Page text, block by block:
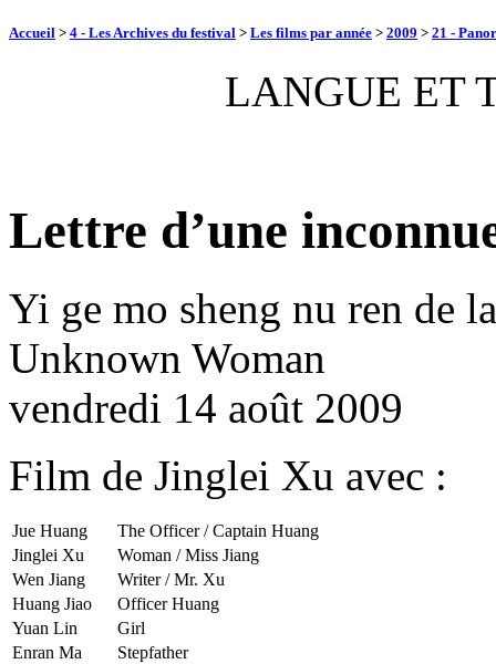
Accueil > 4 - Les Archives du festival > Les films par année > 2009 > 21 -
LANGUE ET
Lettre d’une
Yi ge mo sheng nu ren de
Unknown Woman
vendredi 14 août 2009
Film de Jinglei Xu avec :
Jue Huang
The Officer / Captain Huang
Jinglei Xu
Woman / Miss Jiang
Wen Jiang
Writer / Mr. Xu
Huang Jiao
Officer Huang
Yuan Lin
Girl
Enran Ma
Stepfather